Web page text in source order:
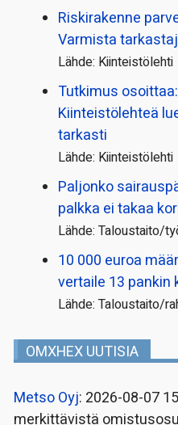
Riskirakenne
Varmista
Lähde: Kiinteistölehti
Tutkimus
Kiinteistölehteä
tarkasti
Lähde: Kiinteistölehti
Paljonko
palkka ei takaa
Lähde: Taloustaito/
10 000 euroa
vertaile 13 pankin
Lähde: Taloustaito/
OMXHEX UUTISIA
Metso Oyj: 2026-08-07
merkittävistä